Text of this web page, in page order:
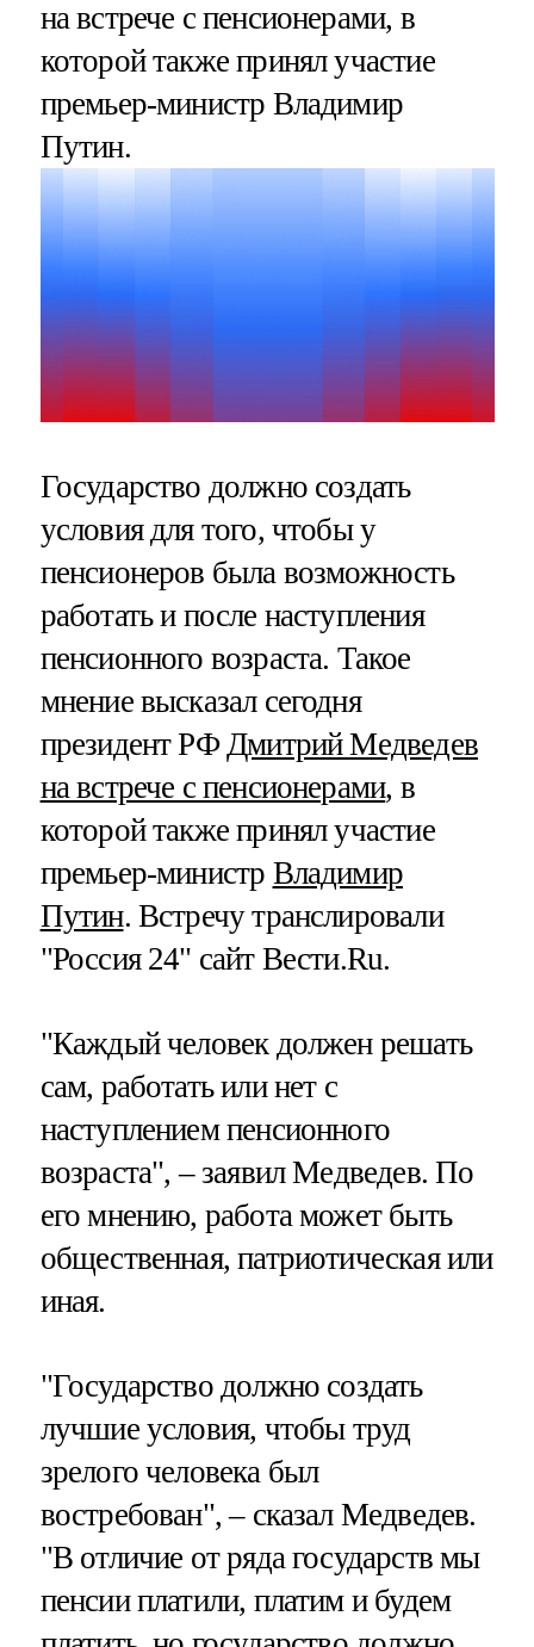
на встрече с пенсионерами, в
которой также принял участие
премьер-министр Владимир
Путин.
Государство должно создать
условия для того, чтобы у
пенсионеров была возможность
работать и после наступления
пенсионного возраста. Такое
мнение высказал сегодня
президент РФ Дмитрий Медведев
на встрече с пенсионерами, в
которой также принял участие
премьер-министр Владимир
Путин. Встречу транслировали
"Россия 24" сайт Вести.Ru.
"Каждый человек должен решать
сам, работать или нет с
наступлением пенсионного
возраста", – заявил Медведев. По
его мнению, работа может быть
общественная, патриотическая или
иная.
"Государство должно создать
лучшие условия, чтобы труд
зрелого человека был
востребован", – сказал Медведев.
"В отличие от ряда государств мы
пенсии платили, платим и будем